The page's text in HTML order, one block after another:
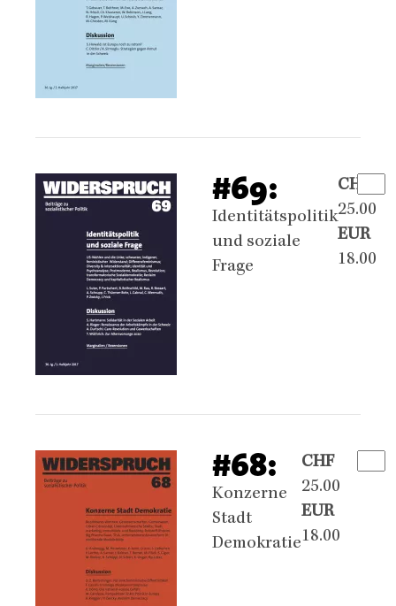
#69:
Identitätspolitik
und soziale
Frage
CHF
25.00
EUR
18.00
#68:
Konzerne
Stadt
Demokratie
CHF
25.00
EUR
18.00